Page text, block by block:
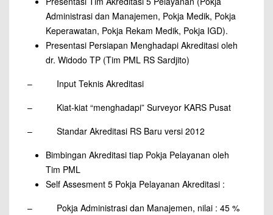
Administrasi dan Manajemen, Pokja Medik, Pokja
Keperawatan, Pokja Rekam Medik, Pokja IGD).
Presentasi Persiapan Menghadapi Akreditasi oleh
dr. Widodo TP (Tim PML RS Sardjito)
– Input Teknis Akreditasi
– Kiat-kiat “menghadapi” Surveyor KARS Pusat
– Standar Akreditasi RS Baru versi 2012
Bimbingan Akreditasi tiap Pokja Pelayanan oleh
Tim PML
Self Assesment 5 Pokja Pelayanan Akreditasi :
– Pokja Administrasi dan Manajemen, nilai : 45 %